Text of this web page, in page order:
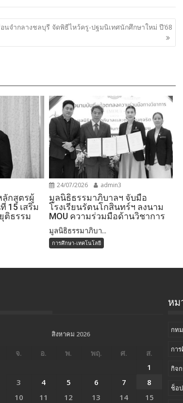
อนจำกลางชลบุรี จัดพิธีไหว้ครู-ปฐมนิเทศนักศึกษาใหม่ ปี’68
ลักสูตรผู้
15 เสริม
ติธรรม
24/07/2026 admin3
มูลนิธิธรรมาภิบาลฯ จับมือ
โรงเรียนรัตนโกสินทร์ฯ ลงนาม
MOU ความร่วมมือด้านวิชาการ
มูลนิธิธรรมาภิบา...
การศึกษา-เทคโนโลยี
สิงหาคม 2026
จ. อ. พ. พฤ. ศ.
ส.
1
3 4 5 6 7
8
10 11 12 13 14 15
หม
กท
กา
กิจ
ช็อ